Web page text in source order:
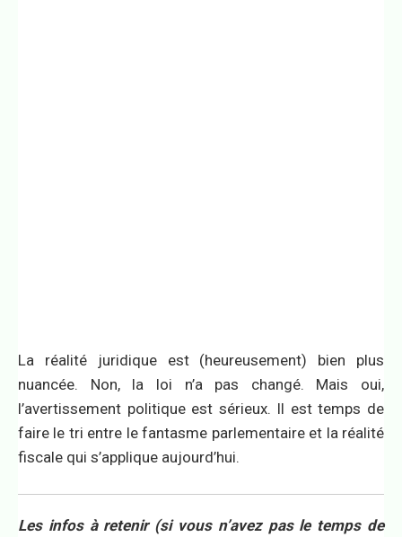
La réalité juridique est (heureusement) bien plus
nuancée. Non, la loi n’a pas changé. Mais oui,
l’avertissement politique est sérieux. Il est temps de
faire le tri entre le fantasme parlementaire et la réalité
fiscale qui s’applique aujourd’hui.
Les infos à retenir (si vous n’avez pas le temps de